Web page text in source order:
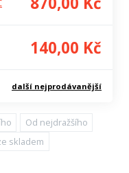
140,00 Kč
další nejprodávanější
Od nejdražšího
skladem